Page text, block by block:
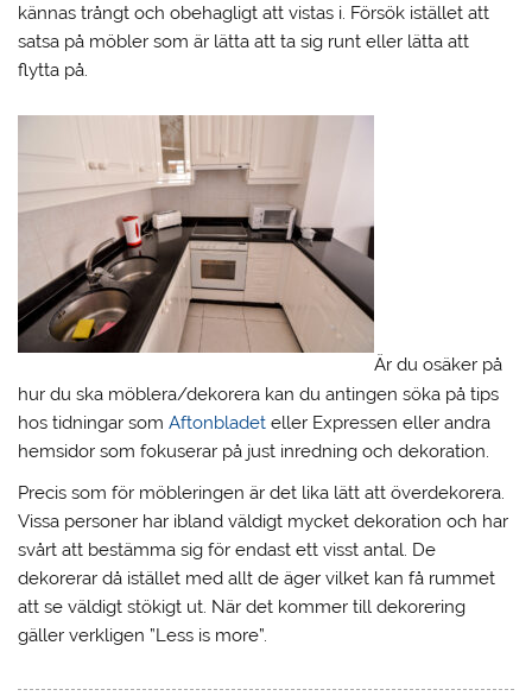
kännas trångt och obehagligt att vistas i. Försök istället att
satsa på möbler som är lätta att ta sig runt eller lätta att
flytta på.
Är du osäker på
hur du ska möblera/dekorera kan du antingen söka på tips
hos tidningar somAftonbladet eller Expressen eller andra
hemsidor som fokuserar på just inredning och dekoration.
Precis som för möbleringen är det lika lätt att överdekorera.
Vissa personer har ibland väldigt mycket dekoration och har
svårt att bestämma sig för endast ett visst antal. De
dekorerar då istället med allt de äger vilket kan få rummet
att se väldigt stökigt ut. När det kommer till dekorering
gäller verkligen ”Less is more”.